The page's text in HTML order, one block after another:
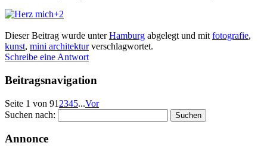
+2
Dieser Beitrag wurde unterHamburg abgelegt und mit fotografie,
kunst, mini architekturverschlagwortet.
Schreibe eine Antwort
Beitragsnavigation
Seite 1 von 91 2345...Vor
Suchen nach:
Annonce